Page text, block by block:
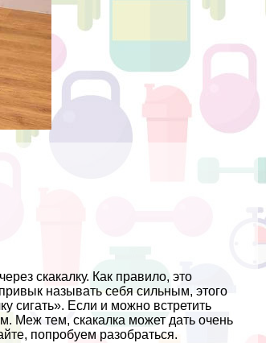
скакалку. Как правило, это
называть себя сильным, этого
сигать». Если и можно встретить
Меж тем, скакалка может дать очень
попробуем разобраться.